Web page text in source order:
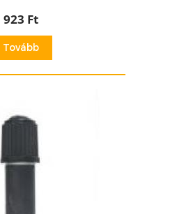
923 Ft
Tovább